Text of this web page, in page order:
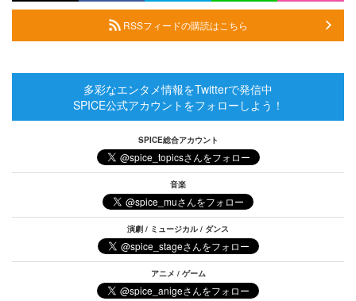
RSSフィードの購読はこちら
多彩なエンタメ情報をTwitterで発信中
SPICE公式アカウントをフォローしよう！
SPICE総合アカウント
音楽
演劇 / ミュージカル / ダンス
アニメ / ゲーム